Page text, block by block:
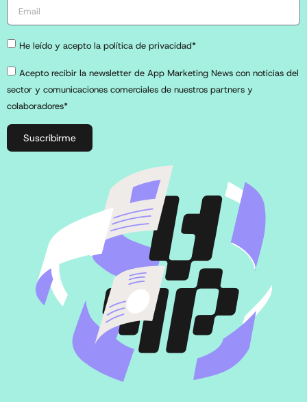
He leído y acepto la política de privacidad*
Acepto recibir la newsletter de App Marketing News con noticias del
sector y comunicaciones comerciales de nuestros partners y
colaboradores*
Suscribirme